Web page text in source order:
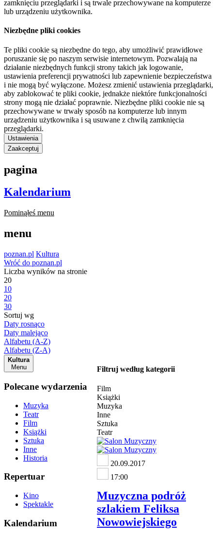
zamknięciu przeglądarki i są trwale przechowywane na komputerze
lub urządzeniu użytkownika.
Niezbędne pliki cookies
Te pliki cookie są niezbędne do tego, aby umożliwić prawidłowe
poruszanie się po naszym serwisie internetowym. Pozwalają na
działanie niezbędnych funkcji strony takich jak logowanie,
ustawienia preferencji prywatności lub zapewnienie bezpieczeństwa
i nie mogą być wyłączone. Możesz zmienić ustawienia przeglądarki,
aby zablokować te pliki cookie, jednakże niektóre funkcjonalności
strony mogą nie działać poprawnie. Niezbędne pliki cookie nie są
przechowywane w trwały sposób na komputerze lub innym
urządzeniu użytkownika i są usuwane z chwilą zamknięcia
przeglądarki.
Ustawienia
Zaakceptuj
pagina
Kalendarium
Pominąłeś menu
menu
poznan.pl Kultura
Wróć do poznan.pl
Liczba wyników na stronie
20
10
20
30
Sortuj wg
Daty rosnąco
Daty malejąco
Alfabetu (A-Z)
Alfabetu (Z-A)
Kultura
Menu
Polecane wydarzenia
Muzyka
Teatr
Film
Książki
Sztuka
Inne
Historia
Repertuar
Kino
Spektakle
Kalendarium
Filtruj według kategorii
Film
Książki
Muzyka
Inne
Sztuka
Teatr
20.09.2017
17:00
Muzyczna podróż
szlakiem Feliksa
Nowowiejskiego